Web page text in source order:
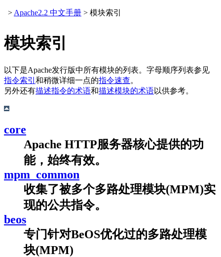
> Apache2.2 中文手册 > 模块索引
模块索引
以下是Apache发行版中所有模块的列表。字母顺序列表参见
指令索引 和稍微详细一点的指令速查。
另外还有描述指令的术语和描述模块的术语以供参考。
core
Apache HTTP服务器核心提供的功
能，始终有效。
mpm_common
收集了被多个多路处理模块(MPM)实
现的公共指令。
beos
专门针对BeOS优化过的多路处理模
块(MPM)